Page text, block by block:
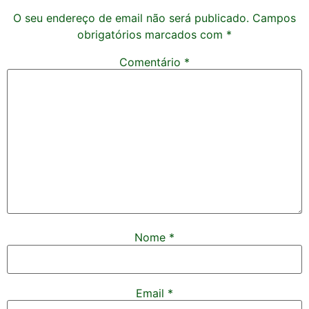
O seu endereço de email não será publicado. Campos
obrigatórios marcados com *
Comentário *
Nome *
Email *